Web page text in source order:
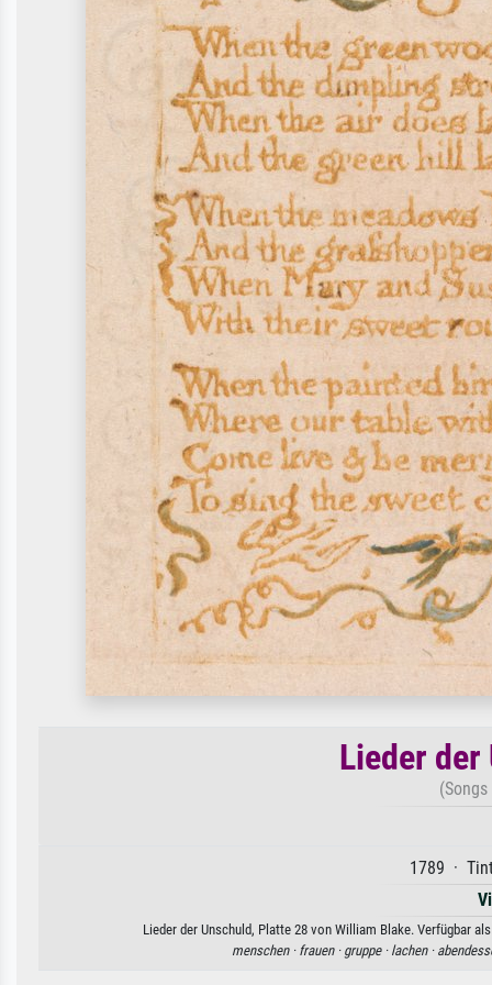
Lieder
1789 ·
Lieder der Unschuld, Platte 28 von William Blake. Verfügbar
menschen · frauen · gruppe · lachen ·